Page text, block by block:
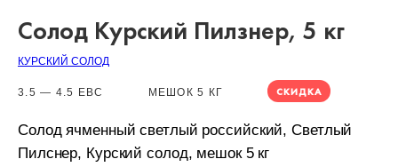
Солод Курский Пилзнер, 5 кг
КУРСКИЙ СОЛОД
3.5 — 4.5 EBC МЕШОК 5 КГ СКИДКА
Солод ячменный светлый российский, Светлый
Пилснер, Курский солод, мешок 5 кг